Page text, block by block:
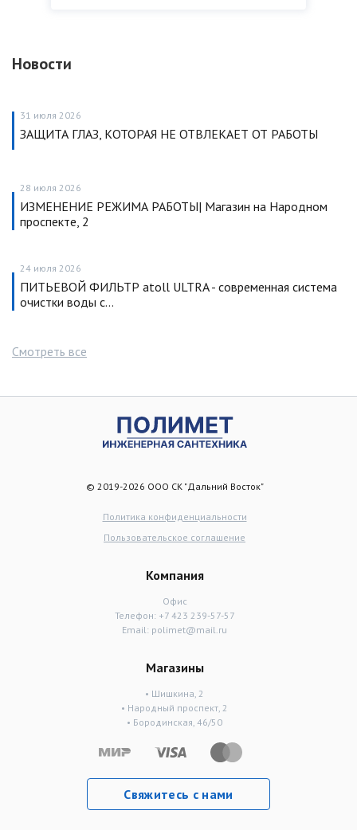
Новости
31 июля 2026
ЗАЩИТА ГЛАЗ, КОТОРАЯ НЕ ОТВЛЕКАЕТ ОТ РАБОТЫ
28 июля 2026
ИЗМЕНЕНИЕ РЕЖИМА РАБОТЫ| Магазин на Народном
проспекте, 2
24 июля 2026
ПИТЬЕВОЙ ФИЛЬТР atoll ULTRA - современная система
очистки воды с…
Смотреть все
© 2019-2026 ООО СК "Дальний Восток"
Политика конфиденциальности
Пользовательское соглашение
Компания
Офис
Телефон: +7 423 239-57-57
Email: polimet@mail.ru
Магазины
• Шишкина, 2
• Народный проспект, 2
• Бородинская, 46/50
Свяжитесь с нами